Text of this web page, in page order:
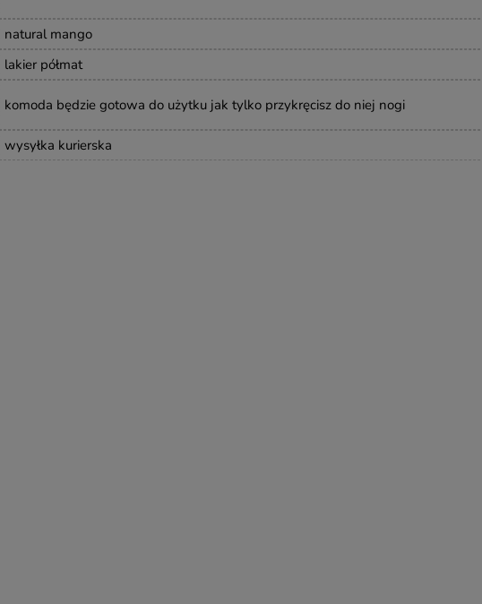
natural mango
lakier półmat
komoda będzie gotowa do użytku jak tylko przykręcisz do niej nogi
wysyłka kurierska